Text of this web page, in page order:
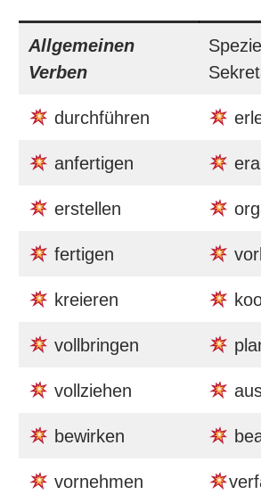
Allgemeinen
Verben
Spezie
durchführen
anfertigen
erstellen
fertigen
kreieren
vollbringen
vollziehen
bewirken
vornehmen